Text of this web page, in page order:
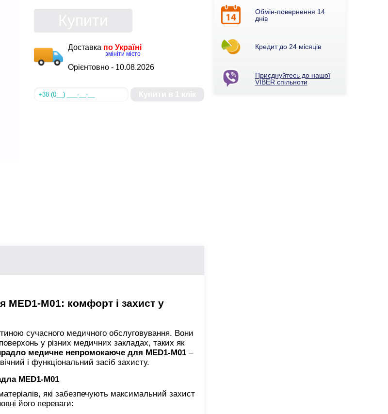
Доставка по Україні
змініти місто
Орієнтовно - 10.08.2026
M01: комфорт і захист у
сучасного медичного обслуговування. Вони
поверхонь у різних медичних закладах, таких як
медичне непромокаюче для MED1-M01 –
і функціональний засіб захисту.
MED1-M01
які забезпечують максимальний захист
його переваги:
Обмін-повернення 14
днів
Кредит до 24 місяців
Приєднуйтесь до нашої
VIBER спільноти